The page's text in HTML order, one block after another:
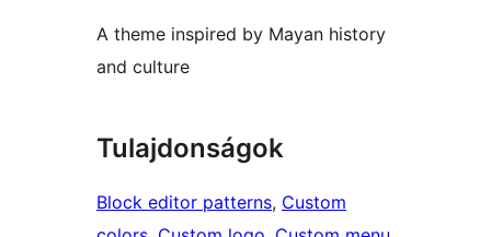
A theme inspired by Mayan history
and culture
Tulajdonságok
Block editor patterns, Custom